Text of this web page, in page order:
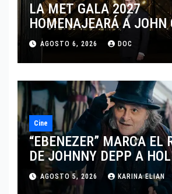
LA MET GALA 2027
HOMENAJEARÁ A JOHN
MARCANDO EL
DEL DRAMATISMO
AGOSTO 6, 2026 DOC
Cine
“EBENEZER” MARCA EL
DE JOHNNY DEPP A
TRAS SU PASO POR EL
INDEPENDIENTE EUROPEO
AGOSTO 5, 2026 KARINA ELIAN